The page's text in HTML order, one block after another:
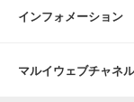
インフォメーション
マルイウェブチャネ